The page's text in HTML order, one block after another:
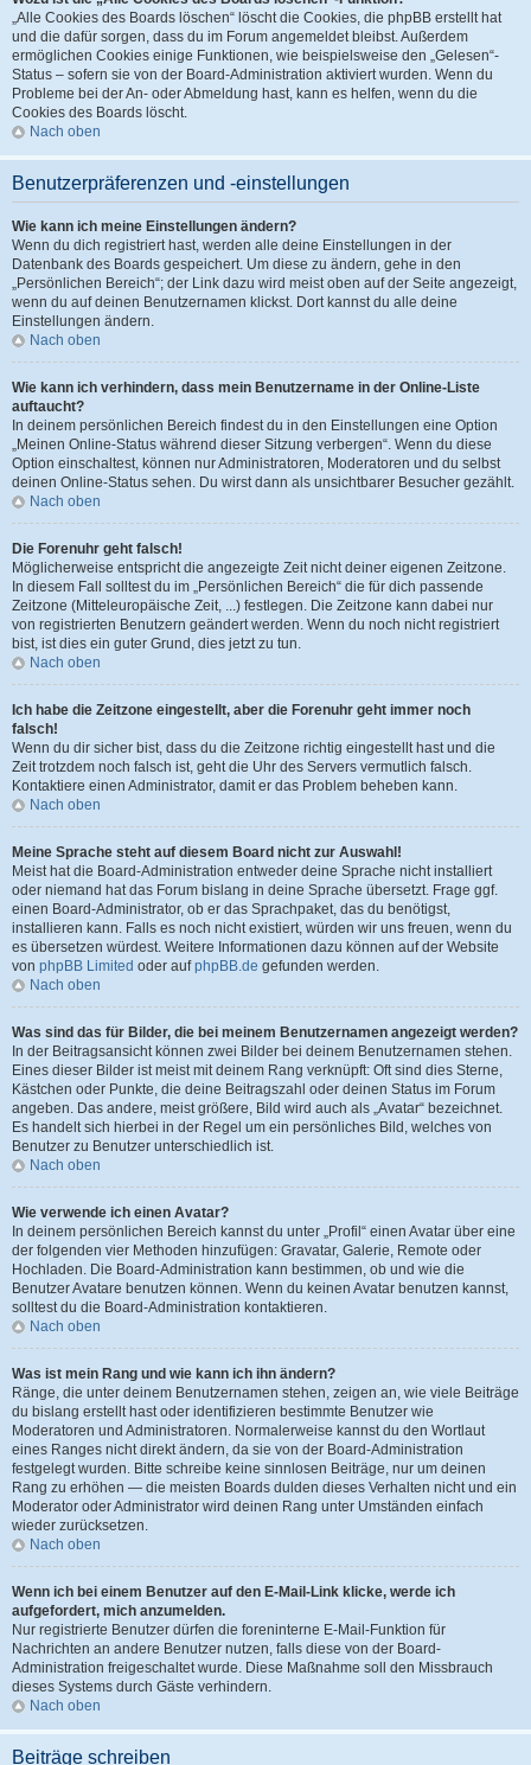
„Alle Cookies des Boards löschen“ löscht die Cookies, die phpBB erstellt hat
und die dafür sorgen, dass du im Forum angemeldet bleibst. Außerdem
ermöglichen Cookies einige Funktionen, wie beispielsweise den „Gelesen“-
Status – sofern sie von der Board-Administration aktiviert wurden. Wenn du
Probleme bei der An- oder Abmeldung hast, kann es helfen, wenn du die
Cookies des Boards löscht.
Nach oben
Benutzerpräferenzen und -einstellungen
Wie kann ich meine Einstellungen ändern?
Wenn du dich registriert hast, werden alle deine Einstellungen in der
Datenbank des Boards gespeichert. Um diese zu ändern, gehe in den
„Persönlichen Bereich“; der Link dazu wird meist oben auf der Seite angezeigt,
wenn du auf deinen Benutzernamen klickst. Dort kannst du alle deine
Einstellungen ändern.
Nach oben
Wie kann ich verhindern, dass mein Benutzername in der Online-Liste
auftaucht?
In deinem persönlichen Bereich findest du in den Einstellungen eine Option
„Meinen Online-Status während dieser Sitzung verbergen“. Wenn du diese
Option einschaltest, können nur Administratoren, Moderatoren und du selbst
deinen Online-Status sehen. Du wirst dann als unsichtbarer Besucher gezählt.
Nach oben
Die Forenuhr geht falsch!
Möglicherweise entspricht die angezeigte Zeit nicht deiner eigenen Zeitzone.
In diesem Fall solltest du im „Persönlichen Bereich“ die für dich passende
Zeitzone (Mitteleuropäische Zeit, ...) festlegen. Die Zeitzone kann dabei nur
von registrierten Benutzern geändert werden. Wenn du noch nicht registriert
bist, ist dies ein guter Grund, dies jetzt zu tun.
Nach oben
Ich habe die Zeitzone eingestellt, aber die Forenuhr geht immer noch
falsch!
Wenn du dir sicher bist, dass du die Zeitzone richtig eingestellt hast und die
Zeit trotzdem noch falsch ist, geht die Uhr des Servers vermutlich falsch.
Kontaktiere einen Administrator, damit er das Problem beheben kann.
Nach oben
Meine Sprache steht auf diesem Board nicht zur Auswahl!
Meist hat die Board-Administration entweder deine Sprache nicht installiert
oder niemand hat das Forum bislang in deine Sprache übersetzt. Frage ggf.
einen Board-Administrator, ob er das Sprachpaket, das du benötigst,
installieren kann. Falls es noch nicht existiert, würden wir uns freuen, wenn du
es übersetzen würdest. Weitere Informationen dazu können auf der Website
von phpBB Limited oder aufphpBB.de gefunden werden.
Nach oben
Was sind das für Bilder, die bei meinem Benutzernamen angezeigt werden?
In der Beitragsansicht können zwei Bilder bei deinem Benutzernamen stehen.
Eines dieser Bilder ist meist mit deinem Rang verknüpft: Oft sind dies Sterne,
Kästchen oder Punkte, die deine Beitragszahl oder deinen Status im Forum
angeben. Das andere, meist größere, Bild wird auch als „Avatar“ bezeichnet.
Es handelt sich hierbei in der Regel um ein persönliches Bild, welches von
Benutzer zu Benutzer unterschiedlich ist.
Nach oben
Wie verwende ich einen Avatar?
In deinem persönlichen Bereich kannst du unter „Profil“ einen Avatar über eine
der folgenden vier Methoden hinzufügen: Gravatar, Galerie, Remote oder
Hochladen. Die Board-Administration kann bestimmen, ob und wie die
Benutzer Avatare benutzen können. Wenn du keinen Avatar benutzen kannst,
solltest du die Board-Administration kontaktieren.
Nach oben
Was ist mein Rang und wie kann ich ihn ändern?
Ränge, die unter deinem Benutzernamen stehen, zeigen an, wie viele Beiträge
du bislang erstellt hast oder identifizieren bestimmte Benutzer wie
Moderatoren und Administratoren. Normalerweise kannst du den Wortlaut
eines Ranges nicht direkt ändern, da sie von der Board-Administration
festgelegt wurden. Bitte schreibe keine sinnlosen Beiträge, nur um deinen
Rang zu erhöhen — die meisten Boards dulden dieses Verhalten nicht und ein
Moderator oder Administrator wird deinen Rang unter Umständen einfach
wieder zurücksetzen.
Nach oben
Wenn ich bei einem Benutzer auf den E-Mail-Link klicke, werde ich
aufgefordert, mich anzumelden.
Nur registrierte Benutzer dürfen die foreninterne E-Mail-Funktion für
Nachrichten an andere Benutzer nutzen, falls diese von der Board-
Administration freigeschaltet wurde. Diese Maßnahme soll den Missbrauch
dieses Systems durch Gäste verhindern.
Nach oben
Beiträge schreiben